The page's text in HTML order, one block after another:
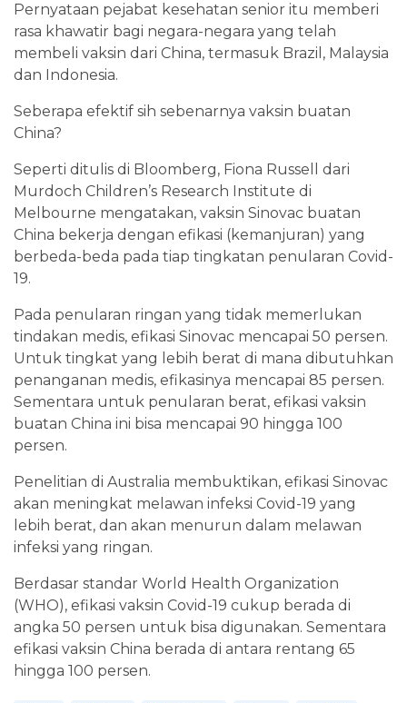
Pernyataan pejabat kesehatan senior itu memberi
rasa khawatir bagi negara-negara yang telah
membeli vaksin dari China, termasuk Brazil, Malaysia
dan Indonesia.
Seberapa efektif sih sebenarnya vaksin buatan
China?
Seperti ditulis di Bloomberg, Fiona Russell dari
Murdoch Children’s Research Institute di
Melbourne mengatakan, vaksin Sinovac buatan
China bekerja dengan efikasi (kemanjuran) yang
berbeda-beda pada tiap tingkatan penularan Covid-
19.
Pada penularan ringan yang tidak memerlukan
tindakan medis, efikasi Sinovac mencapai 50 persen.
Untuk tingkat yang lebih berat di mana dibutuhkan
penanganan medis, efikasinya mencapai 85 persen.
Sementara untuk penularan berat, efikasi vaksin
buatan China ini bisa mencapai 90 hingga 100
persen.
Penelitian di Australia membuktikan, efikasi Sinovac
akan meningkat melawan infeksi Covid-19 yang
lebih berat, dan akan menurun dalam melawan
infeksi yang ringan.
Berdasar standar World Health Organization
(WHO), efikasi vaksin Covid-19 cukup berada di
angka 50 persen untuk bisa digunakan. Sementara
efikasi vaksin China berada di antara rentang 65
hingga 100 persen.